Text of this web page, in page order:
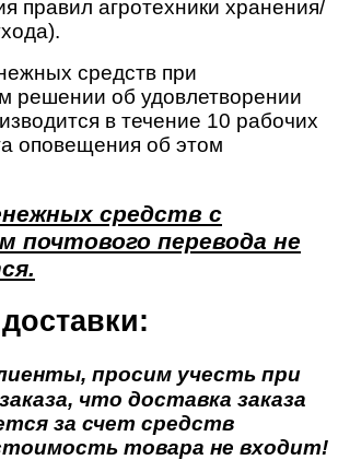
правил агротехники хранения/
средств при
решении об удовлетворении
в течение 10 рабочих
оповещения об этом
средств с
почтового перевода не
просим учесть при
что доставка заказа
за счет средств
товара не входит!